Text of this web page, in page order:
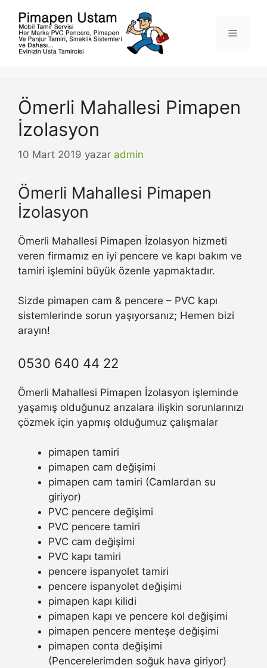
Menü
Ömerli Mahallesi Pimapen
İzolasyon
10 Mart 2019 yazar admin
Ömerli Mahallesi Pimapen
İzolasyon
Ömerli Mahallesi Pimapen İzolasyon hizmeti
veren firmamız en iyi pencere ve kapı bakım ve
tamiri işlemini büyük özenle yapmaktadır.
Sizde pimapen cam & pencere – PVC kapı
sistemlerinde sorun yaşıyorsanız; Hemen bizi
arayın!
0530 640 44 22
Ömerli Mahallesi Pimapen İzolasyon işleminde
yaşamış olduğunuz arızalara ilişkin sorunlarınızı
çözmek için yapmış olduğumuz çalışmalar
pimapen tamiri
pimapen cam değişimi
pimapen cam tamiri (Camlardan su
giriyor)
PVC pencere değişimi
PVC pencere tamiri
PVC cam değişimi
PVC kapı tamiri
pencere ispanyolet tamiri
pencere ispanyolet değişimi
pimapen kapı kilidi
pimapen kapı ve pencere kol değişimi
pimapen pencere menteşe değişimi
pimapen conta değişimi
(Pencerelerimden soğuk hava giriyor)